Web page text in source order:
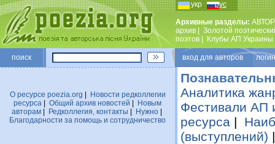
укр рус
Архивные разделы:
архив
Золотой
поэтов
Клубы АП Украины
поиск вход для авторов
О ресурсе poezia.org
Новости редколлегии
ресурса
Общий архив новостей
Новым
авторам| Редколлегия, контакты Нужно|
Благодарности за помощь и сотрудничество
Аналитика
Фестивали АП
ресурса |
(выступлений)